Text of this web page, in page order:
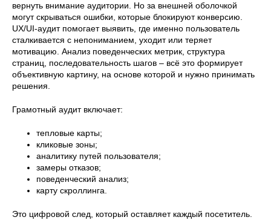
вернуть внимание аудитории. Но за внешней оболочкой
могут скрываться ошибки, которые блокируют конверсию.
UX/UI-аудит помогает выявить, где именно пользователь
сталкивается с непониманием, уходит или теряет
мотивацию. Анализ поведенческих метрик, структура
страниц, последовательность шагов – всё это формирует
объективную картину, на основе которой и нужно принимать
решения.
Грамотный аудит включает:
тепловые карты;
кликовые зоны;
аналитику путей пользователя;
замеры отказов;
поведенческий анализ;
карту скроллинга.
Это цифровой след, который оставляет каждый посетитель.